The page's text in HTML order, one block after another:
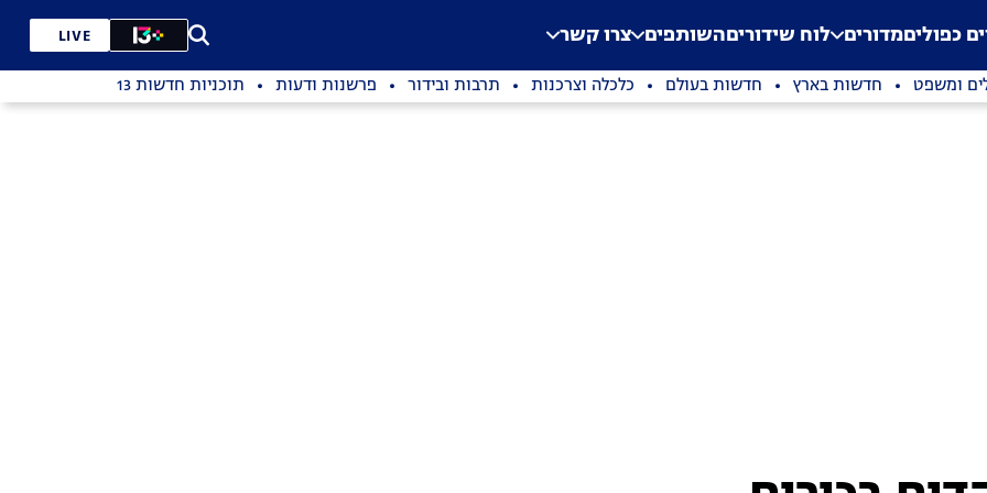
Application error: a
. כפוליםמדורים לוח שידוריםהשותפים צרו קשר LIVE
ומשפט חדשות בארץ חדשות בעולם כלכלה וצרכנות תרבות ובידור פרשנות ודעות תוכניות חדשות 13